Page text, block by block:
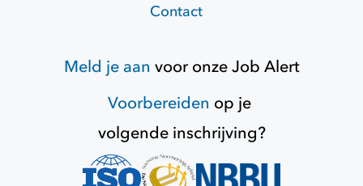
Contact
Meld je aan voor onzeJob Alert
Voorbereiden op je
volgende inschrijving?